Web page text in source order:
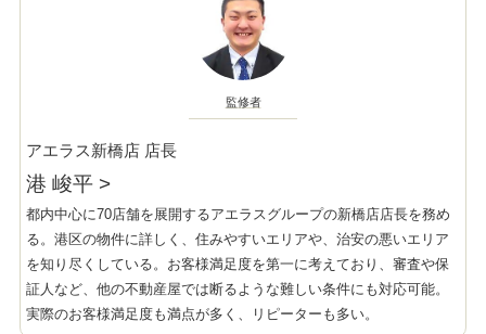
監修者
アエラス新橋店 店長
港 峻平 >
都内中心に70店舗を展開するアエラスグループの新橋店店長を務め
る。港区の物件に詳しく、住みやすいエリアや、治安の悪いエリア
を知り尽くしている。お客様満足度を第一に考えており、審査や保
証人など、他の不動産屋では断るような難しい条件にも対応可能。
実際のお客様満足度も満点が多く、リピーターも多い。